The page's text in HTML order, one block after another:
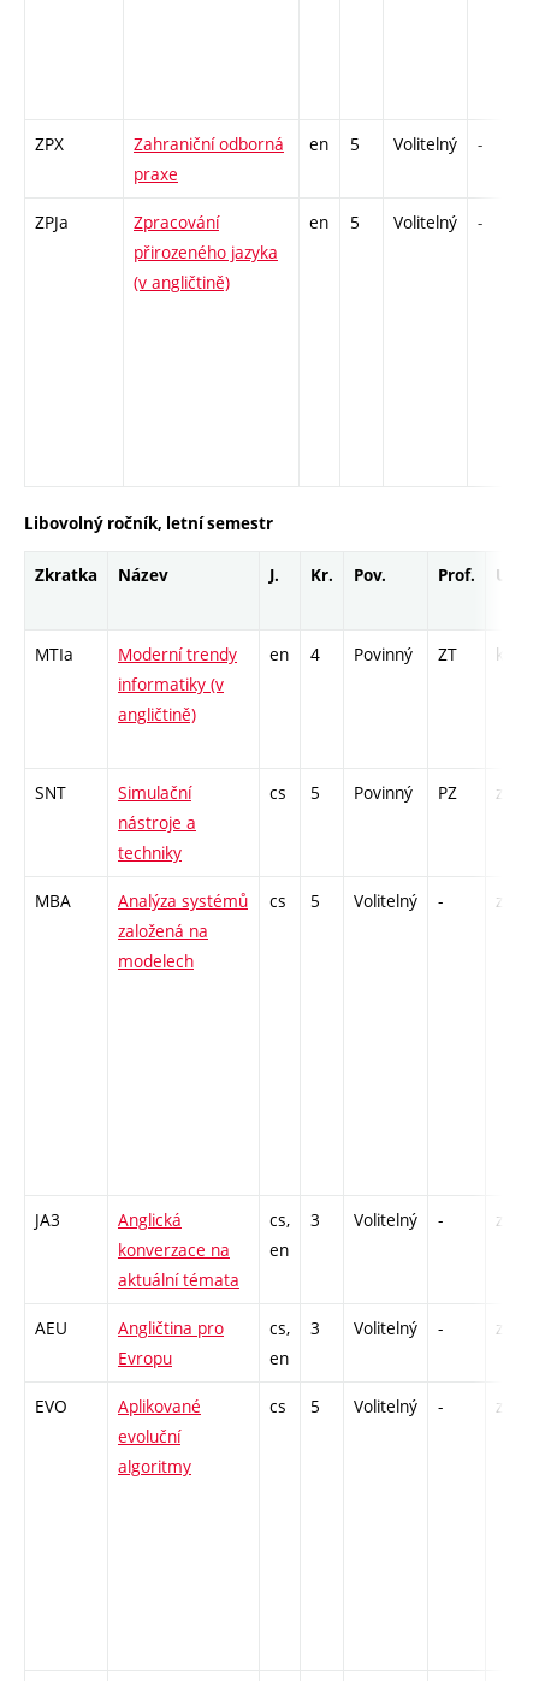
ZPX
Zahraniční odborná
praxe
en 5 Volitelný -
ZPJa
Zpracování
přirozeného jazyka
(v angličtině)
en 5 Volitelný -
Libovolný ročník, letní semestr
Zkratka Název J. Kr. Pov. Prof. Uk.
MTIa
Moderní trendy
informatiky (v
angličtině)
en 4 Povinný ZT kl
SNT
Simulační
nástroje a
techniky
cs 5 Povinný PZ zá,zk
MBA
Analýza systémů
založená na
modelech
cs 5 Volitelný - zk
JA3
Anglická
konverzace na
aktuální témata
cs,
en
3 Volitelný - zá,zk
AEU
Angličtina pro
Evropu
cs,
en
3 Volitelný - zá,zk
EVO
Aplikované
evoluční
algoritmy
cs 5 Volitelný - zk